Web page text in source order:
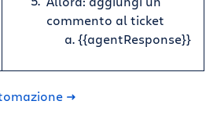
commento al ticket
{{agentResponse}}